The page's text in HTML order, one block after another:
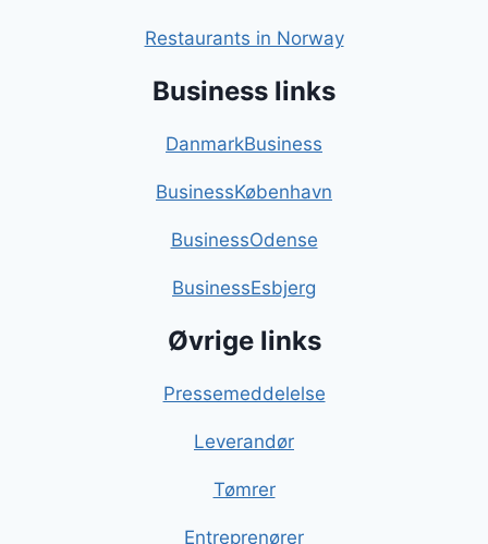
Restaurants in Norway
Business links
DanmarkBusiness
BusinessKøbenhavn
BusinessOdense
BusinessEsbjerg
Øvrige links
Pressemeddelelse
Leverandør
Tømrer
Entreprenører